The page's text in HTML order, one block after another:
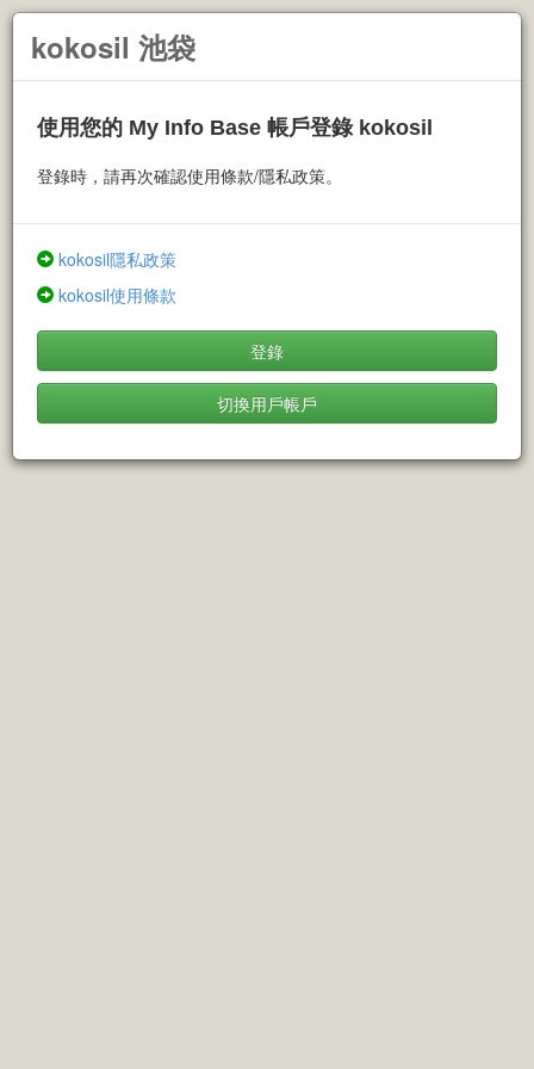
kokosil 池袋
使用您的 My Info Base 帳戶登錄 kokosil
登錄時，請再次確認使用條款/隱私政策。
kokosil隱私政策
kokosil使用條款
登錄
切換用戶帳戶